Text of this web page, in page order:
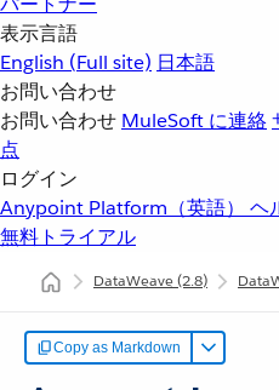
表示言語
English (Full site) 日本語
お問い合わせ
お問い合わせ MuleSoft に連絡
点
ログイン
Anypoint Platform（英語） ヘ
無料トライアル
DataWeave(2.8)
Copy as Markdown